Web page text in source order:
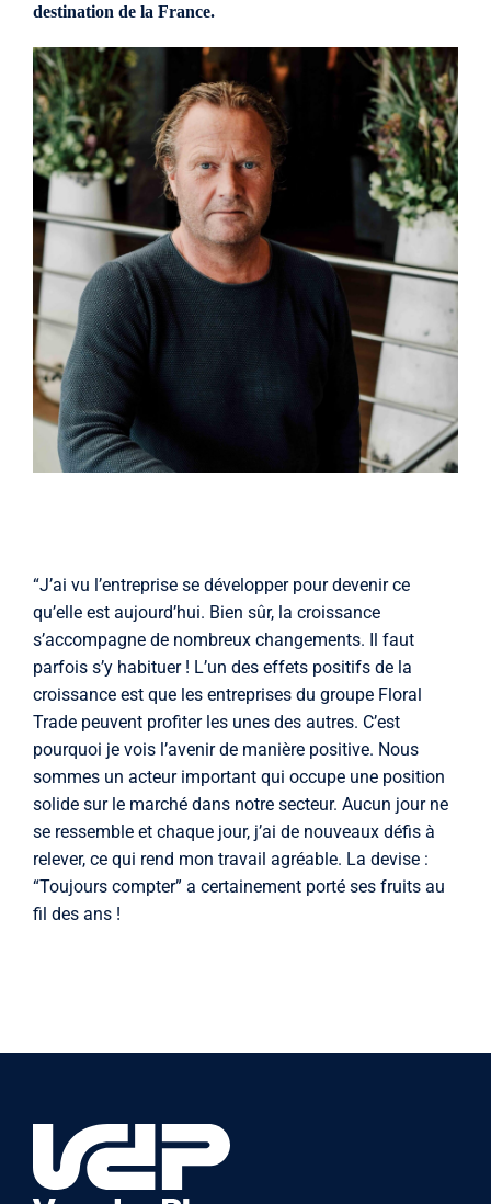
destination de la France.
“J’ai vu l’entreprise se développer pour devenir ce
qu’elle est aujourd’hui. Bien sûr, la croissance
s’accompagne de nombreux changements. Il faut
parfois s’y habituer ! L’un des effets positifs de la
croissance est que les entreprises du groupe Floral
Trade peuvent profiter les unes des autres. C’est
pourquoi je vois l’avenir de manière positive. Nous
sommes un acteur important qui occupe une position
solide sur le marché dans notre secteur. Aucun jour ne
se ressemble et chaque jour, j’ai de nouveaux défis à
relever, ce qui rend mon travail agréable. La devise :
“Toujours compter” a certainement porté ses fruits au
fil des ans !